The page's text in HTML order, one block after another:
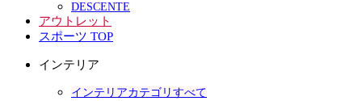
DESCENTE
アウトレット
スポーツ TOP
インテリア
インテリアカテゴリすべて